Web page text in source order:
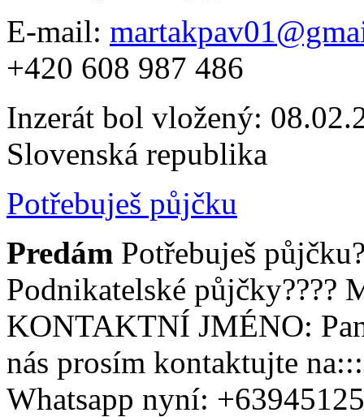
E-mail:
+420 608 987 486
Inzerát bol vložený:
Slovenská republika
Potřebuješ půjčku
Predám Potřebuješ
Podnikatelské půjčky????
KONTAKTNÍ JMÉNO:
nás prosím kontaktujte
Whatsapp nyní: